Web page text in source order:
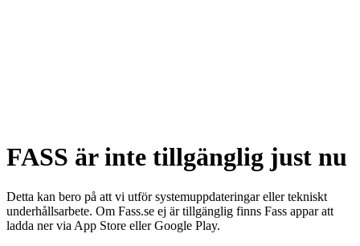
FASS är inte tillgänglig just nu
Detta kan bero på att vi utför systemuppdateringar eller tekniskt
underhållsarbete. Om Fass.se ej är tillgänglig finns Fass appar att
ladda ner via App Store eller Google Play.